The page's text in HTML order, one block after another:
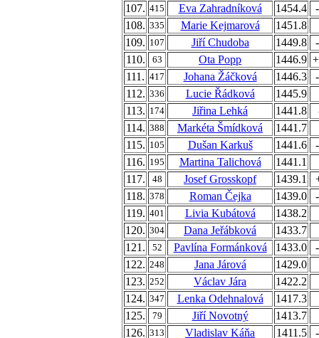
107. 415 Eva Zahradníková 1454.4
108. 335 Marie Kejmarová
1451.8
109. 107 Jiří Chudoba 1449.8
110.
63 Ota Popp 1446.9
111. 417 Johana Žáčková 1446.3
112. 336 Lucie Řádková
1445.9
113. 174 Jiřina Lehká 1441.8
114. 388 Markéta Šmídková
1441.7
115. 105 Dušan Karkuš 1441.6
116. 195 Martina Talichová
1441.1
117.
48 Josef Grosskopf 1439.1
118. 378 Roman Čejka 1439.0
119. 401 Livia Kubátová
1438.2
120. 304 Dana Jeřábková
1433.7
121.
52 Pavlína Formánková 1433.0
122. 248 Jana Járová
1429.0
123. 252 Václav Jára
1422.2
124. 347 Lenka Odehnalová
1417.3
125.
79 Jiří Novotný
1413.7
126. 313 Vladislav Káňa 1411.5